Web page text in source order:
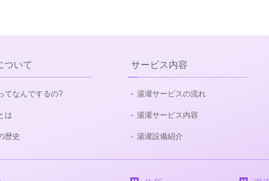
ついて
てなんでするの?
は
歴史
サービス内容
湯灌サービスの流れ
湯灌サービス内容
湯灌設備紹介